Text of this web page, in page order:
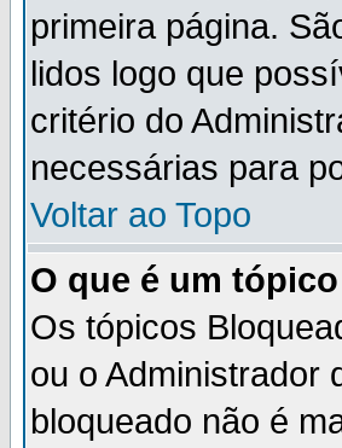
primeira página.
lidos logo que
critério do
necessárias para
Voltar ao Topo
O que é um tópico
Os tópicos
ou o Administrador
bloqueado não é